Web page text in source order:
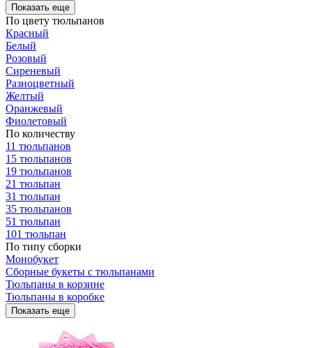
Показать еще
По цвету тюльпанов
Красный
Белый
Розовый
Сиреневый
Разноцветный
Желтый
Оранжевый
Фиолетовый
По количеству
11 тюльпанов
15 тюльпанов
19 тюльпанов
21 тюльпан
31 тюльпан
35 тюльпанов
51 тюльпан
101 тюльпан
По типу сборки
Монобукет
Сборные букеты с тюльпанами
Тюльпаны в корзине
Тюльпаны в коробке
Показать еще